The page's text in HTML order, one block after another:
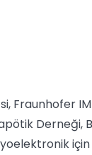
Fraunhofer
Derneği,
için